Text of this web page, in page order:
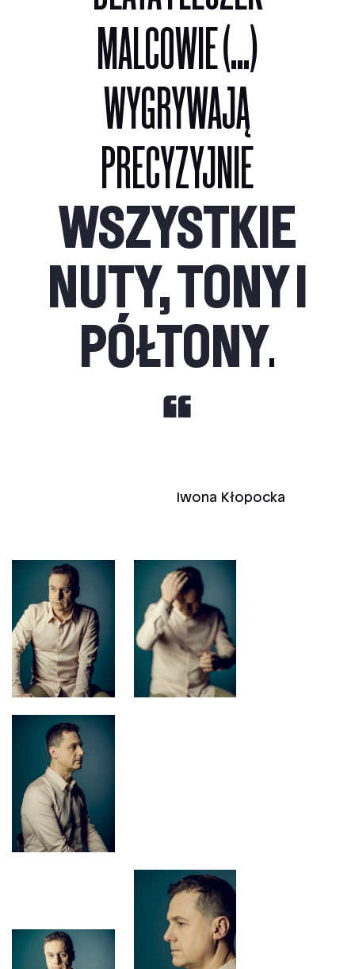
MALCOWIE (...)
WYGRYWAJĄ
PRECYZYJNIE
WSZYSTKIE
NUTY, TONY I
PÓŁTONY.
Iwona Kłopocka